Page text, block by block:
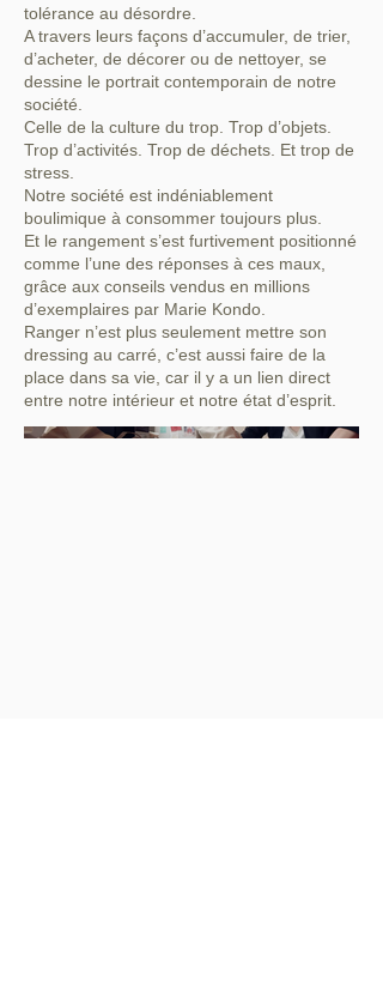
tolérance au désordre.
A travers leurs façons d’accumuler, de trier,
d’acheter, de décorer ou de nettoyer, se
dessine le portrait contemporain de notre
société.
Celle de la culture du trop. Trop d’objets.
Trop d’activités. Trop de déchets. Et trop de
stress.
Notre société est indéniablement
boulimique à consommer toujours plus.
Et le rangement s’est furtivement positionné
comme l’une des réponses à ces maux,
grâce aux conseils vendus en millions
d’exemplaires par Marie Kondo.
Ranger n’est plus seulement mettre son
dressing au carré, c’est aussi faire de la
place dans sa vie, car il y a un lien direct
entre notre intérieur et notre état d’esprit.